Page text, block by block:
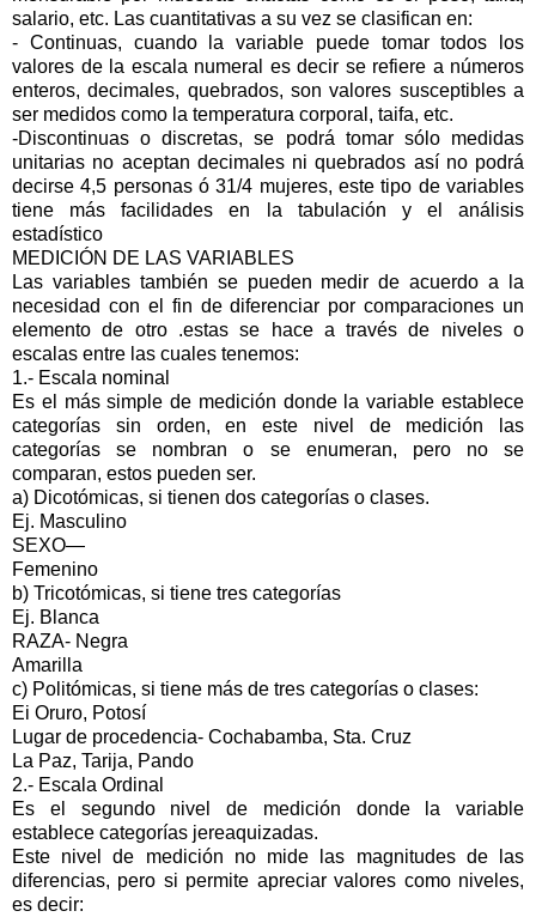
salario, etc. Las cuantitativas a su vez se clasifican en:
- Continuas, cuando la variable puede tomar todos los
valores de la escala numeral es decir se refiere a números
enteros, decimales, quebrados, son valores susceptibles a
ser medidos como la temperatura corporal, taifa, etc.
-Discontinuas o discretas, se podrá tomar sólo medidas
unitarias no aceptan decimales ni quebrados así no podrá
decirse 4,5 personas ó 31/4 mujeres, este tipo de variables
tiene más facilidades en la tabulación y el análisis
estadístico
MEDICIÓN DE LAS VARIABLES
Las variables también se pueden medir de acuerdo a la
necesidad con el fin de diferenciar por comparaciones un
elemento de otro .estas se hace a través de niveles o
escalas entre las cuales tenemos:
1.- Escala nominal
Es el más simple de medición donde la variable establece
categorías sin orden, en este nivel de medición las
categorías se nombran o se enumeran, pero no se
comparan, estos pueden ser.
a) Dicotómicas, si tienen dos categorías o clases.
Ej. Masculino
SEXO—
Femenino
b) Tricotómicas, si tiene tres categorías
Ej. Blanca
RAZA- Negra
Amarilla
c) Politómicas, si tiene más de tres categorías o clases:
Ei Oruro, Potosí
Lugar de procedencia- Cochabamba, Sta. Cruz
La Paz, Tarija, Pando
2.- Escala Ordinal
Es el segundo nivel de medición donde la variable
establece categorías jereaquizadas.
Este nivel de medición no mide las magnitudes de las
diferencias, pero si permite apreciar valores como niveles,
es decir: